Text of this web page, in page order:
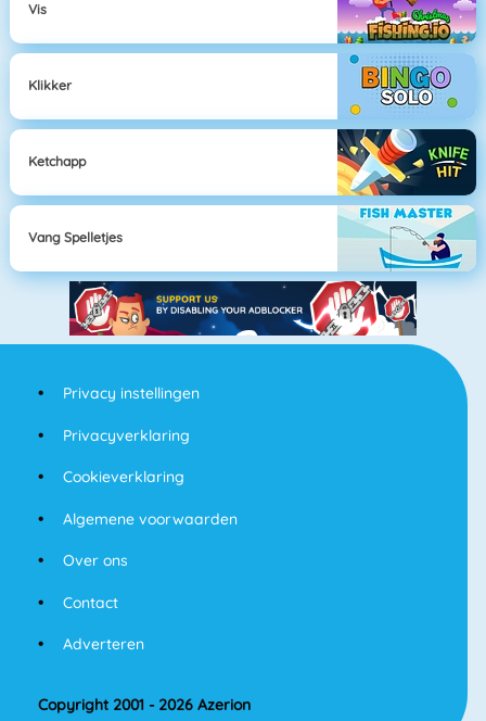
Vis
Klikker
Ketchapp
Vang Spelletjes
Privacy instellingen
Privacyverklaring
Cookieverklaring
Algemene voorwaarden
Over ons
Contact
Adverteren
Copyright 2001 - 2026 Azerion